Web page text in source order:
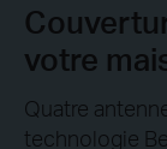
votre
Quatre
technologie